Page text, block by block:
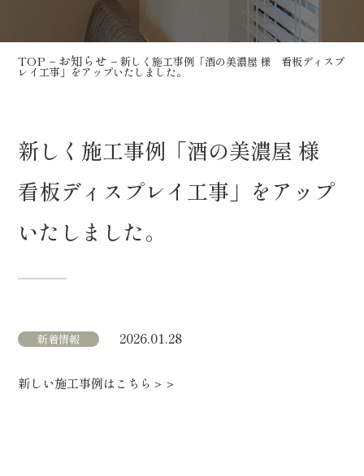
TOP − お知らせ − 新しく施工事例「酒の美濃屋 様 看板ディスプ
レイ工事」をアップいたしました。
新しく施工事例「酒の美濃屋 様
看板ディスプレイ工事」をアップ
いたしました。
新着情報 2026.01.28
新しい施工事例はこちら＞＞